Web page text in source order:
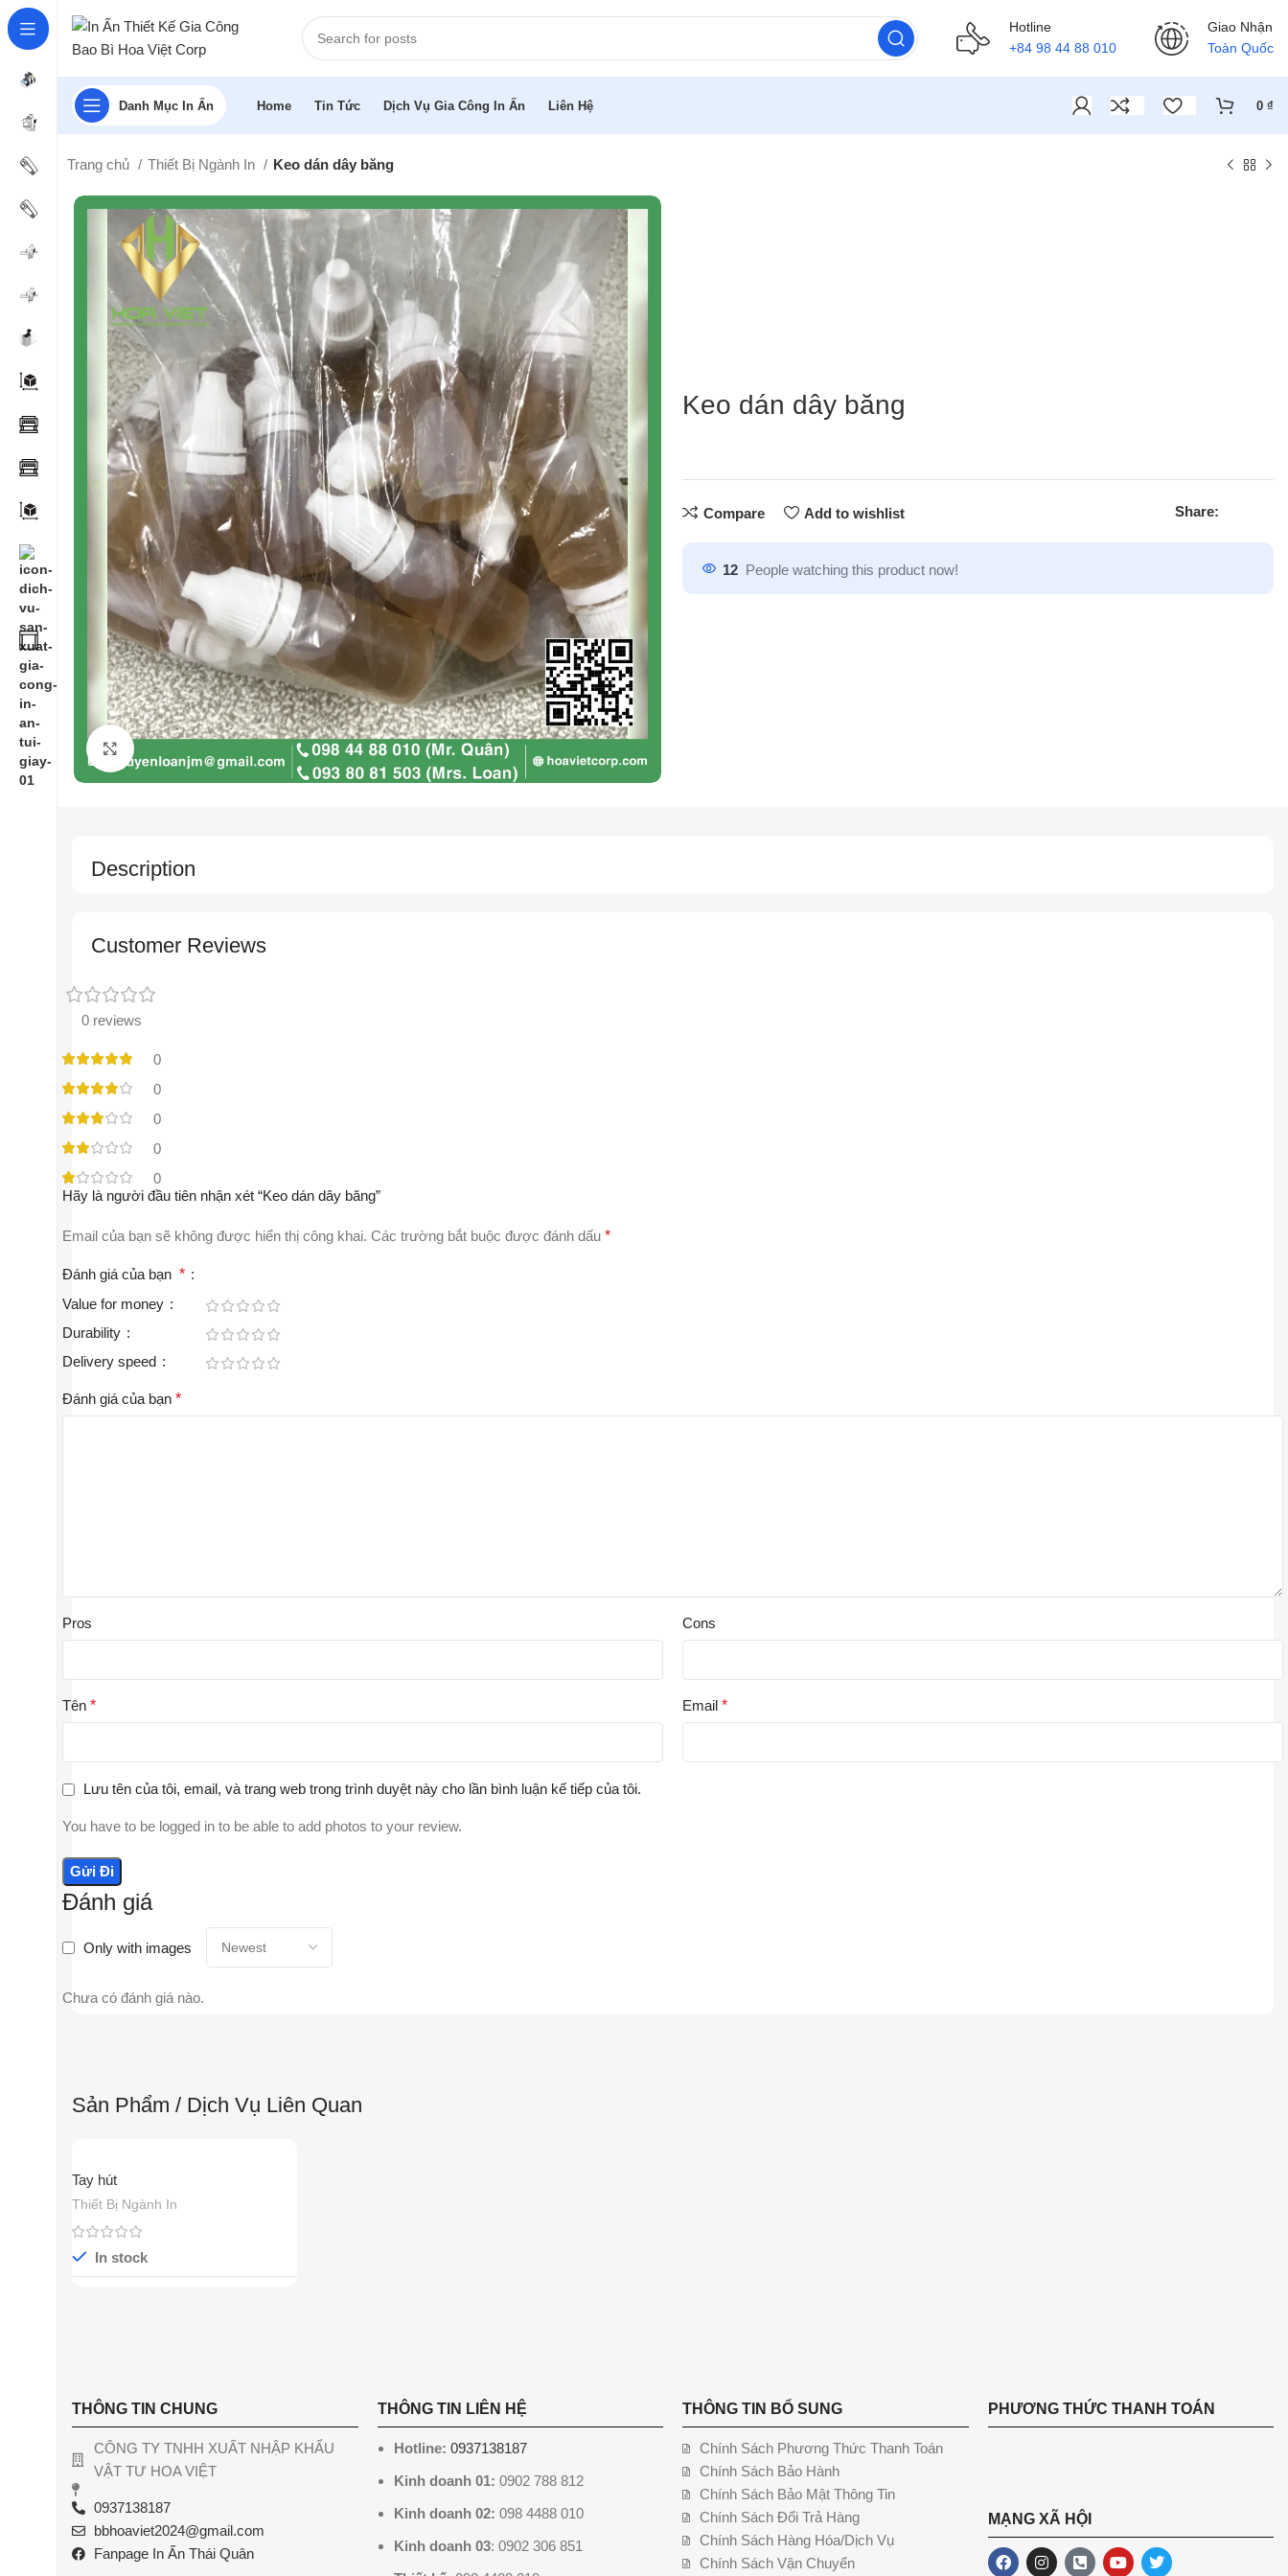
Hotline
+84 98 44 88 010
Giao Nhận
Toàn Quốc
Danh Mục In Ấn Home Tin Tức Dịch Vụ Gia Công In Ấn Liên Hệ 0 ₫
Trang chủ Thiết Bị Ngành In Keo dán dây băng
Keo dán dây băng
Compare Add to wishlist Share:
12 People watching this product now!
Description
Customer Reviews
0 reviews
0
0
0
0
0
Đánh giá
Only with images
Chưa có đánh giá nào.
Hãy là người đầu tiên nhận xét “Keo dán dây băng”
Email của bạn sẽ không được hiển thị công khai. Các trường bắt buộc được đánh dấu *
Đánh giá của bạn *
Value for money
Durability
Delivery speed
Đánh giá của bạn *
Pros Cons
Tên * Email *
Lưu tên của tôi, email, và trang web trong trình duyệt này cho lần bình luận kế tiếp của tôi.
You have to be logged in to be able to add photos to your review.
Sản Phẩm / Dịch Vụ Liên Quan
Tay hút
Thiết Bị Ngành In
In stock
THÔNG TIN CHUNG
CÔNG TY TNHH XUẤT NHẬP KHẨU
VẬT TƯ HOA VIỆT
0937138187
bbhoaviet2024@gmail.com
Fanpage In Ấn Thái Quân
THÔNG TIN LIÊN HỆ
Hotline: 0937138187
Kinh doanh 01: 0902 788 812
Kinh doanh 02: 098 4488 010
Kinh doanh 03: 0902 306 851
THÔNG TIN BỔ SUNG
Chính Sách Phương Thức Thanh Toán
Chính Sách Bảo Hành
Chính Sách Bảo Mật Thông Tin
Chính Sách Đổi Trả Hàng
Chính Sách Hàng Hóa/Dịch Vụ
Chính Sách Vận Chuyển
PHƯƠNG THỨC THANH TOÁN
MẠNG XÃ HỘI